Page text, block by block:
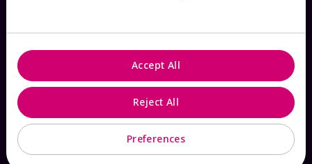
Contáctanos
Catálogos interactivos
Preguntas frecuentes
Preferences
Reject All
Accept All